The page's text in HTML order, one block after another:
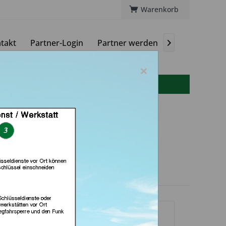
Warenkorb
Partner-Login Partner werden 
GmbH (in Nürnberg)
×